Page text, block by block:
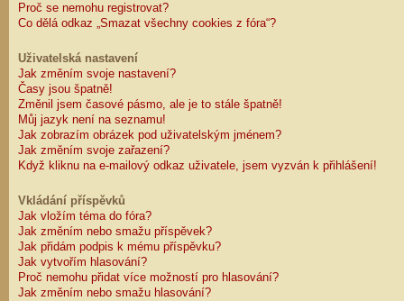
Proč se nemohu registrovat?
Co dělá odkaz „Smazat všechny cookies z fóra“?
Uživatelská nastavení
Jak změním svoje nastavení?
Časy jsou špatně!
Změnil jsem časové pásmo, ale je to stále špatně!
Můj jazyk není na seznamu!
Jak zobrazím obrázek pod uživatelským jménem?
Jak změním svoje zařazení?
Když kliknu na e-mailový odkaz uživatele, jsem vyzván k přihlášení!
Vkládání příspěvků
Jak vložím téma do fóra?
Jak změním nebo smažu příspěvek?
Jak přidám podpis k mému příspěvku?
Jak vytvořím hlasování?
Proč nemohu přidat více možností pro hlasování?
Jak změním nebo smažu hlasování?